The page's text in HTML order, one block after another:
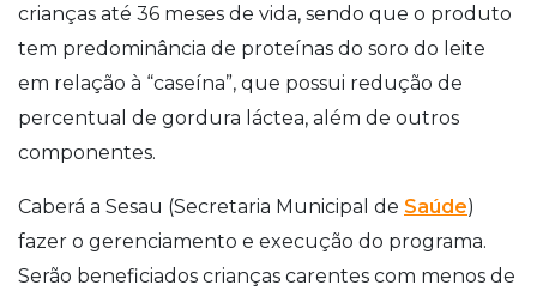
crianças até 36 meses de vida, sendo que o produto
tem predominância de proteínas do soro do leite
em relação à “caseína”, que possui redução de
percentual de gordura láctea, além de outros
componentes.
Caberá a Sesau (Secretaria Municipal de Saúde)
fazer o gerenciamento e execução do programa.
Serão beneficiados crianças carentes com menos de